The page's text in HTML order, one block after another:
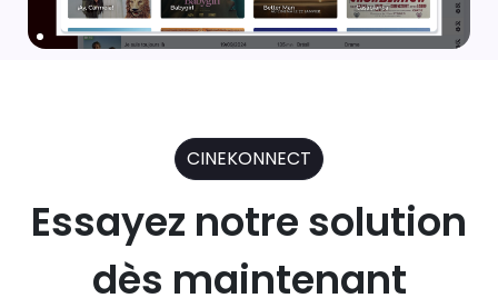
CINEKONNECT
Essayez notre solution
dès maintenant